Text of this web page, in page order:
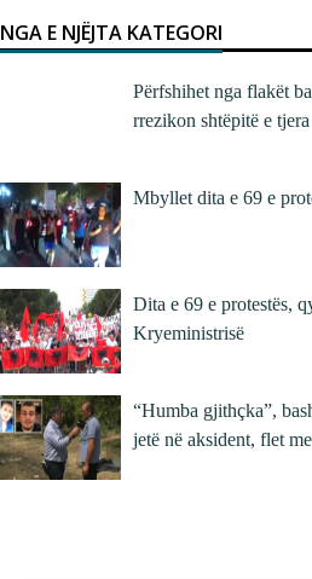
NGA E NJËJTA KATEGORI
Përfshihet nga flakët
rrezikon shtëpitë e tjera
Mbyllet dita e 69 e
Dita e 69 e protestës,
Kryeministrisë
“Humba gjithçka”,
jetë në aksident, flet